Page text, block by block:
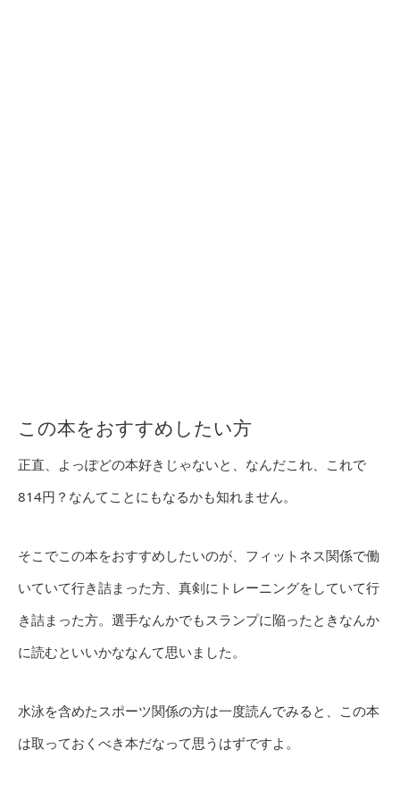
この本をおすすめしたい方
正直、よっぽどの本好きじゃないと、なんだこれ、これで
814円？なんてことにもなるかも知れません。
そこでこの本をおすすめしたいのが、フィットネス関係で働
いていて行き詰まった方、真剣にトレーニングをしていて行
き詰まった方。選手なんかでもスランプに陥ったときなんか
に読むといいかななんて思いました。
水泳を含めたスポーツ関係の方は一度読んでみると、この本
は取っておくべき本だなって思うはずですよ。